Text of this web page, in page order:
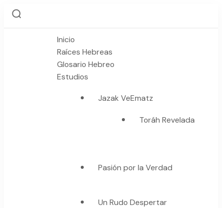
Inicio
Raíces Hebreas
Glosario Hebreo
Estudios
Jazak VeEmatz
Toráh Revelada
Pasión por la Verdad
Un Rudo Despertar